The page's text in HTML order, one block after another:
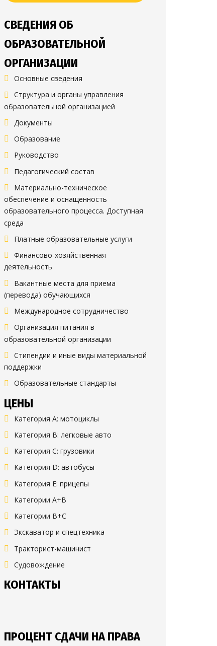
СВЕДЕНИЯ ОБ
ОБРАЗОВАТЕЛЬНОЙ
ОРГАНИЗАЦИИ
Основные сведения
Структура и органы управления
образовательной организацией
Документы
Образование
Руководство
Педагогический состав
Материально-техническое
обеспечение и оснащенность
образовательного процесса. Доступная
среда
Платные образовательные услуги
Финансово-хозяйственная
деятельность
Вакантные места для приема
(перевода) обучающихся
Международное сотрудничество
Организация питания в
образовательной организации
Стипендии и иные виды материальной
поддержки
Образовательные стандарты
ЦЕНЫ
Категория A: мотоциклы
Категория B: легковые авто
Категория C: грузовики
Категория D: автобусы
Категория E: прицепы
Категории A+B
Категории B+C
Экскаватор и спецтехника
Тракторист-машинист
Судовождение
КОНТАКТЫ
ПРОЦЕНТ СДАЧИ НА ПРАВА